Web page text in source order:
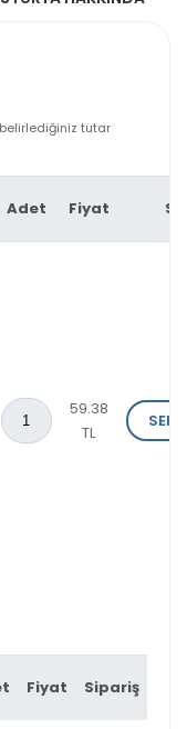
tutar
Adet Fiyat
59.38
TL
Fiyat Sipariş